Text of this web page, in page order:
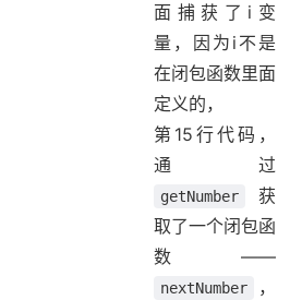
面捕获了i变
量，因为i不是
在闭包函数里面
定义的，
第15行代码，
通过
getNumber
获
取了一个闭包函
数——
nextNumber
，